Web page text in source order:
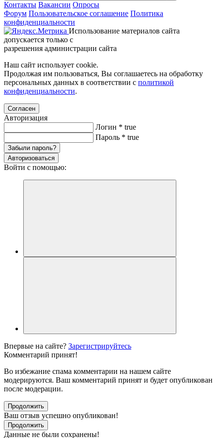
Контакты Вакансии Опросы
Форум Пользовательское соглашение Политика
конфиденциальности
Использование материалов сайта
допускается только с
разрешения администрации сайта
Наш сайт использует cookie.
Продолжая им пользоваться, Вы соглашаетесь на обработку
персональных данных в соответствии с политикой
конфиденциальности.
Согласен
Авторизация
Логин * true
Пароль * true
Забыли пароль?
Авторизоваться
Войти с помощью:
Впервые на сайте? Зарегистрируйтесь
Комментарий принят!
Во избежание спама комментарии на нашем сайте
модерируются. Ваш комментарий принят и будет опубликован
после модерации.
Продолжить
Ваш отзыв успешно опубликован!
Продолжить
Данные не были сохранены!